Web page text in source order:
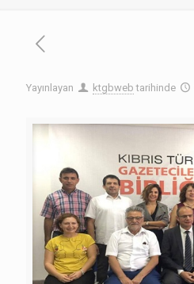
Yayınlayan ktgbweb tarihinde